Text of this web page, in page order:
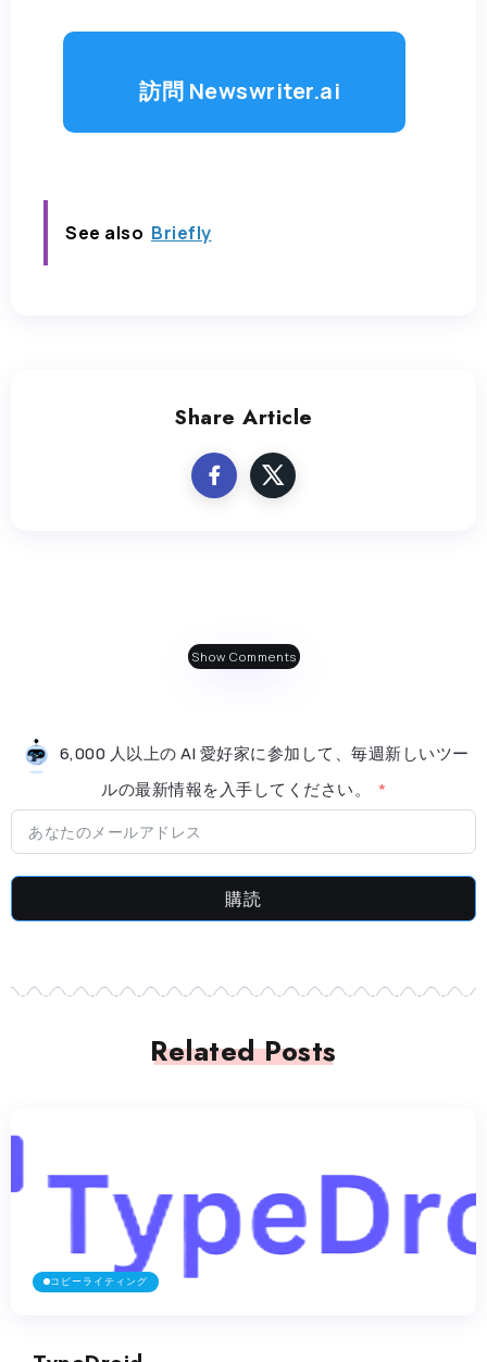
訪問 Newswriter.ai
See also Briefly
Share Article
Show Comments
6,000 人以上の AI 愛好家に参加して、毎週新しいツー
ルの最新情​​報を入手してください。
購読
Related Posts
コピーライティング